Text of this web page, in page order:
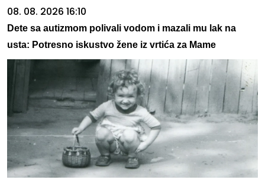
08. 08. 2026 16:10
Dete sa autizmom polivali vodom i mazali mu lak na
usta: Potresno iskustvo žene iz vrtića za Mame